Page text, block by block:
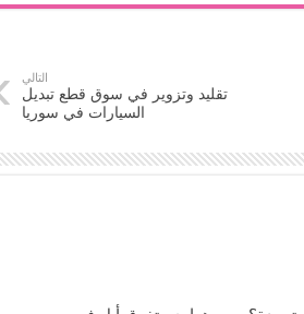
التالي
تقليد وتزوير في سوق قطع تبديل
السيارات في سوريا